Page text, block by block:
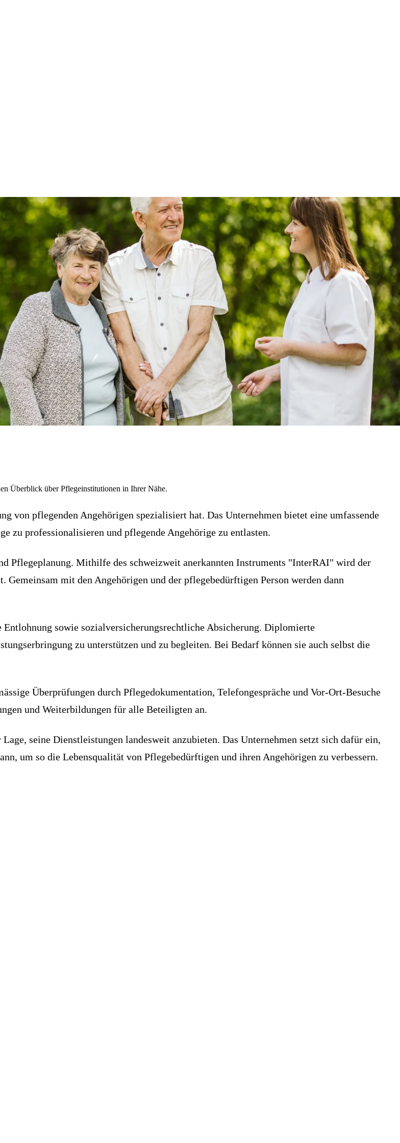
Überblick über Pflegeinstitutionen in Ihrer Nähe.
von pflegenden Angehörigen spezialisiert hat. Das Unternehmen bietet eine umfassende
zu professionalisieren und pflegende Angehörige zu entlasten.
Pflegeplanung. Mithilfe des schweizweit anerkannten Instruments "InterRAI" wird der
mit den Angehörigen und der pflegebedürftigen Person werden dann
sowie sozialversicherungsrechtliche Absicherung. Diplomierte
zu unterstützen und zu begleiten. Bei Bedarf können sie auch selbst die
Überprüfungen durch Pflegedokumentation, Telefongespräche und Vor-Ort-Besuche
und Weiterbildungen für alle Beteiligten an.
seine Dienstleistungen landesweit anzubieten. Das Unternehmen setzt sich dafür ein,
um so die Lebensqualität von Pflegebedürftigen und ihren Angehörigen zu verbessern.